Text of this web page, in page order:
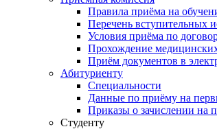
Правила приёма на
Перечень вступительных
Условия приёма по
Прохождение
Приём документов в
Абитуриенту
Специальности
Данные по приёму на
Приказы о зачислении на
Студенту